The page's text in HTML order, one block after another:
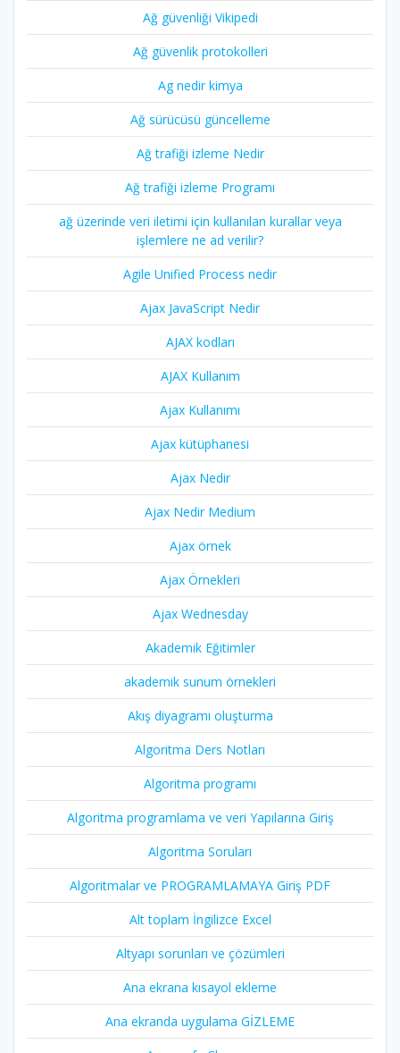
Ağ güvenliği Vikipedi
Ağ güvenlik protokolleri
Ag nedir kimya
Ağ sürücüsü güncelleme
Ağ trafiği izleme Nedir
Ağ trafiği izleme Programı
ağ üzerinde veri iletimi için kullanılan kurallar veya
işlemlere ne ad verilir?
Agile Unified Process nedir
Ajax JavaScript Nedir
AJAX kodları
AJAX Kullanım
Ajax Kullanımı
Ajax kütüphanesi
Ajax Nedir
Ajax Nedir Medium
Ajax örnek
Ajax Örnekleri
Ajax Wednesday
Akademik Eğitimler
akademik sunum örnekleri
Akış diyagramı oluşturma
Algoritma Ders Notları
Algoritma programı
Algoritma programlama ve veri Yapılarına Giriş
Algoritma Soruları
Algoritmalar ve PROGRAMLAMAYA Giriş PDF
Alt toplam İngilizce Excel
Altyapı sorunları ve çözümleri
Ana ekrana kısayol ekleme
Ana ekranda uygulama GİZLEME